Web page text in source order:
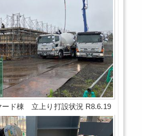
ード棟 立上り打設状況 R8.6.19